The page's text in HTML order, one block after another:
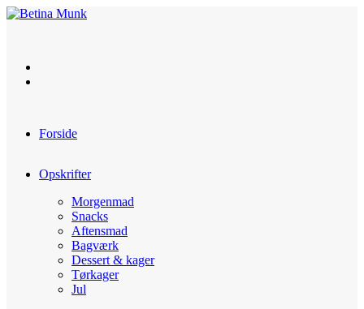
Skip
Forside
Opskrifter
Morgenmad
Snacks
Aftensmad
Bagværk
Dessert & kager
Tørkager
Jul